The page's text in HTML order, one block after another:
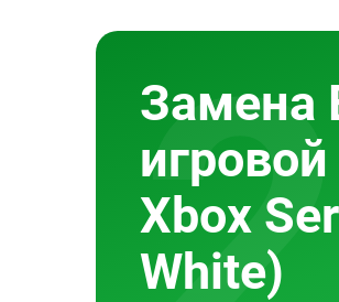
Замена
Xbox
White)